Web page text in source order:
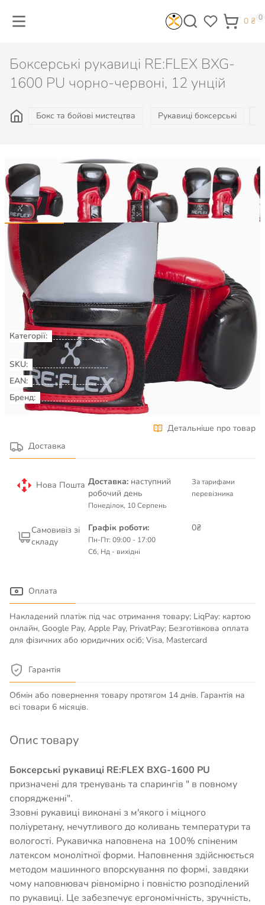
0 ₴ 0
Боксерські рукавиці RE:FLEX BXG-
1600 PU чорно-червоні, 12 унцій
Бокс та бойові мистецтва Рукавиці боксерські
1 503 ₴
Є в наявності
КУПИТИ
Категорії: Рукавиці боксерські
Бокс та бойові
мистецтва
SKU:
00044851
EAN:
Бренд:
RE:FLEX
Детальніше про товар
Доставка
Нова Пошта Доставка: наступний
робочий день
Понеділок, 10 Серпень
За тарифами
перевізника
Самовивіз зі
складу
Графік роботи:
Пн-Пт: 09:00 - 17:00
Сб, Нд - вихідні
0₴
Оплата
Накладений платіж під час отримання товару; LiqPay: картою
онлайн, Google Pay, Apple Pay, PrivatPay; Безготівкова оплата
для фізичних або юридичних осіб; Visa, Mastercard
Гарантія
Обмін або повернення товару протягом 14 днів. Гарантія на
всі товари 6 місяців.
Опис товару
Боксерські рукавиці RE:FLEX BXG-1600 PU
призначені для тренувань та спарингів " в повному
спорядженні".
Ззовні рукавиці виконані з м'якого і міцного
поліуретану, нечутливого до коливань температури та
вологості. Рукавичка наповнена на 100% спіненим
латексом монолітної форми. Наповнення здійснюється
методом машинного впорскування по формі, завдяки
чому наповнювач рівномірно і повністю розподілений
по рукавиці. Це забезпечує ергономічність, зручність,